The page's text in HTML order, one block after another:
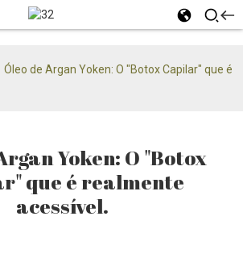
Óleo de Argan Yoken: O "Botox Capilar" que é
Yoken: O "Botox
que é realmente
acessível.